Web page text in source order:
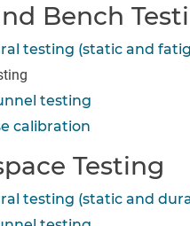
Bench
testing (static and
testing
calibration
Testing
testing (static and